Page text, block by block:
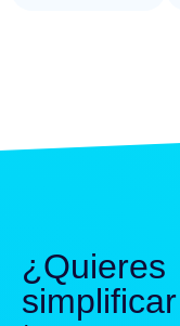
¿Quieres
simplificar